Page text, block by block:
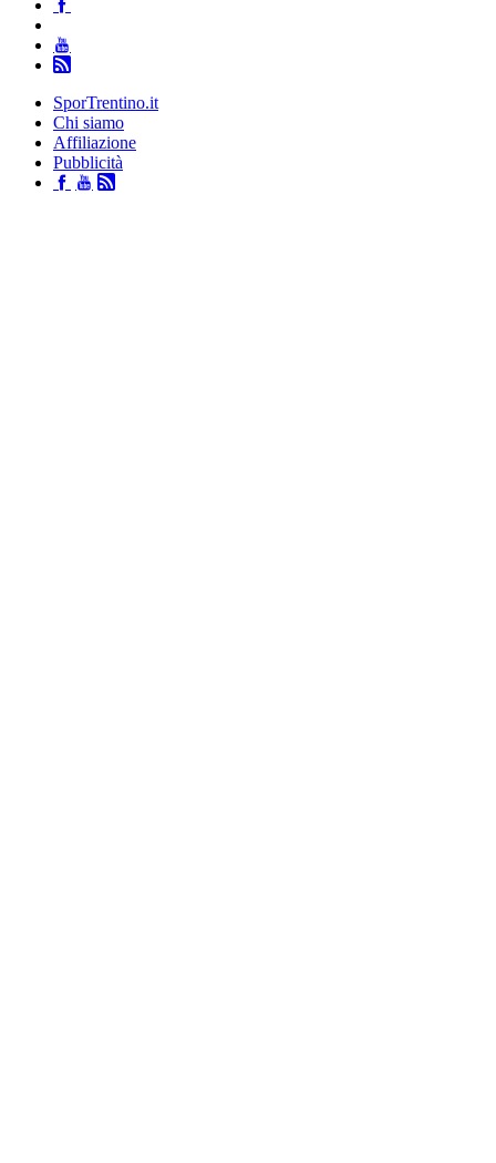
SporTrentino.it
Chi siamo
Affiliazione
Pubblicità